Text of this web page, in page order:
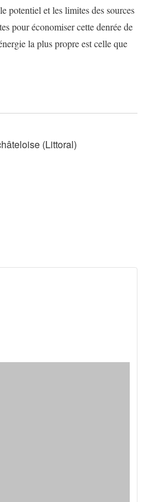
potentiel et les limites des sources
pour économiser cette denrée de
la plus propre est celle que
(Littoral)